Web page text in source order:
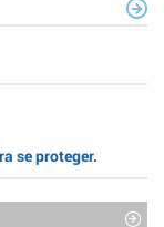
se proteger.